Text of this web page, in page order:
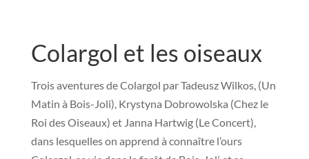
Colargol et les oiseaux
Trois aventures de Colargol par Tadeusz Wilkos, (Un
Matin à Bois-Joli), Krystyna Dobrowolska (Chez le
Roi des Oiseaux) et Janna Hartwig (Le Concert),
dans lesquelles on apprend à connaître l’ours